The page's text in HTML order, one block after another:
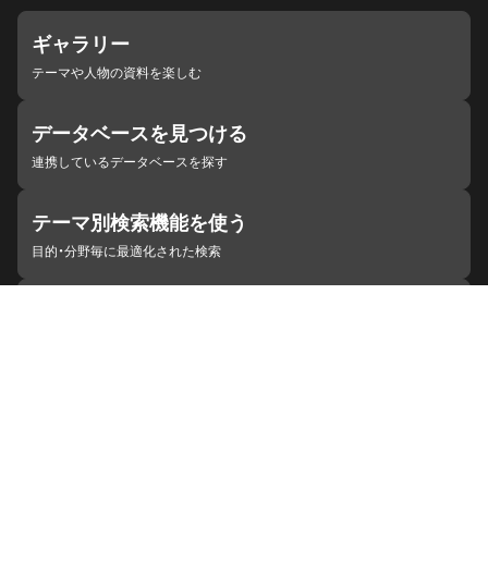
ギャラリー
テーマや人物の資料を楽しむ
データベースを見つける
連携しているデータベースを探す
テーマ別検索機能を使う
目的・分野毎に最適化された検索